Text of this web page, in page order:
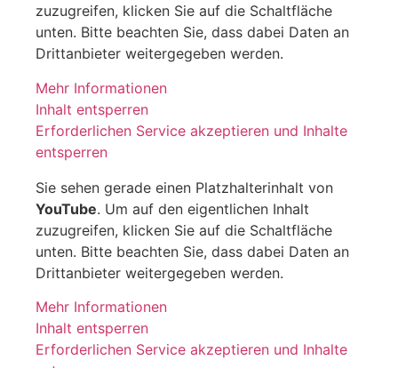
zuzugreifen, klicken Sie auf die Schaltfläche
unten. Bitte beachten Sie, dass dabei Daten an
Drittanbieter weitergegeben werden.
Mehr Informationen
Inhalt entsperren
Erforderlichen Service akzeptieren und Inhalte
entsperren
Sie sehen gerade einen Platzhalterinhalt von
YouTube. Um auf den eigentlichen Inhalt
zuzugreifen, klicken Sie auf die Schaltfläche
unten. Bitte beachten Sie, dass dabei Daten an
Drittanbieter weitergegeben werden.
Mehr Informationen
Inhalt entsperren
Erforderlichen Service akzeptieren und Inhalte